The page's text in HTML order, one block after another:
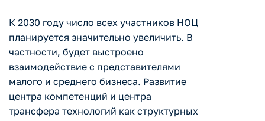
К 2030 году число всех участников НОЦ
планируется значительно увеличить. В
частности, будет выстроено
взаимодействие с представителями
малого и среднего бизнеса. Развитие
центра компетенций и центра
трансфера технологий как структурных